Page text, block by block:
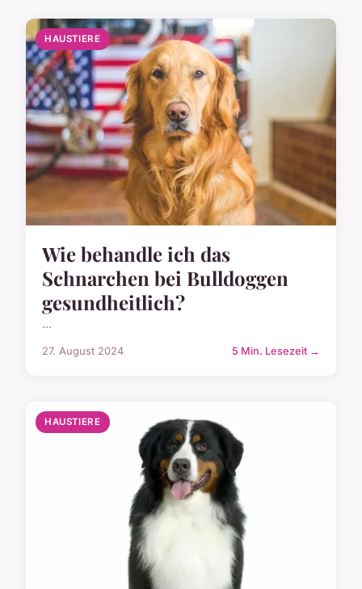
HAUSTIERE
Wie behandle ich das
Schnarchen bei Bulldoggen
gesundheitlich?
...
27. August 2024 5 Min. Lesezeit →
HAUSTIERE